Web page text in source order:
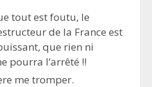
tout est foutu, le
de la France est
que rien ni
pourra l’arrêté !!
me tromper.